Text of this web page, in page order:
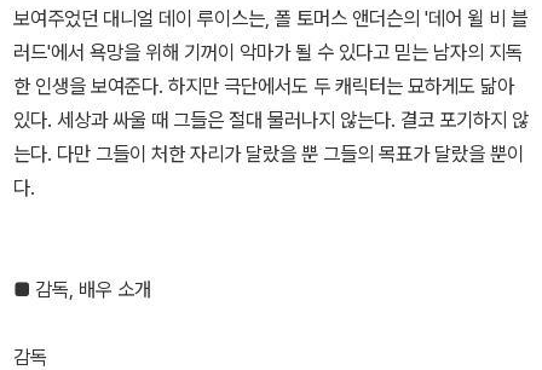
보여주었던 대니얼 데이 루이스는, 폴 토머스 앤더슨의 '데어 윌 비 블
러드'에서 욕망을 위해 기꺼이 악마가 될 수 있다고 믿는 남자의 지독
한 인생을 보여준다. 하지만 극단에서도 두 캐릭터는 묘하게도 닮아
있다. 세상과 싸울 때 그들은 절대 물러나지 않는다. 결코 포기하지 않
는다. 다만 그들이 처한 자리가 달랐을 뿐 그들의 목표가 달랐을 뿐이
다.
■ 감독, 배우 소개
감독